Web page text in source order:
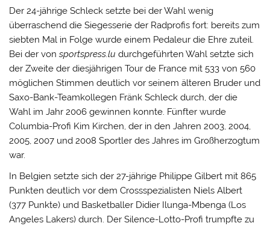
Der 24-jährige Schleck setzte bei der Wahl wenig
überraschend die Siegesserie der Radprofis fort: bereits zum
siebten Mal in Folge wurde einem Pedaleur die Ehre zuteil.
Bei der vonsportspress.lu durchgeführten Wahl setzte sich
der Zweite der diesjährigen Tour de France mit 533 von 560
möglichen Stimmen deutlich vor seinem älteren Bruder und
Saxo-Bank-Teamkollegen Fränk Schleck durch, der die
Wahl im Jahr 2006 gewinnen konnte. Fünfter wurde
Columbia-Profi Kim Kirchen, der in den Jahren 2003, 2004,
2005, 2007 und 2008 Sportler des Jahres im Großherzogtum
war.
In Belgien setzte sich der 27-jährige Philippe Gilbert mit 865
Punkten deutlich vor dem Crossspezialisten Niels Albert
(377 Punkte) und Basketballer Didier Ilunga-Mbenga (Los
Angeles Lakers) durch. Der Silence-Lotto-Profi trumpfte zu